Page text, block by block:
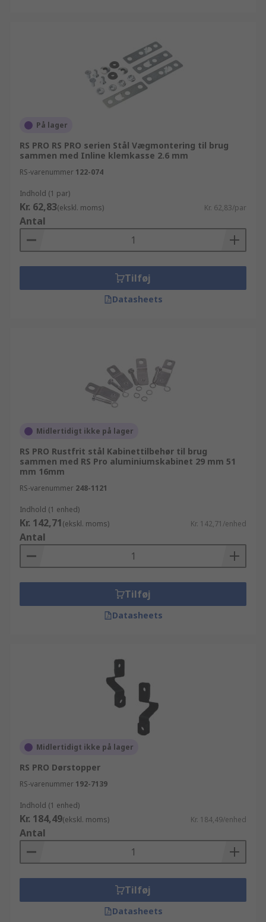
På lager
RS PRO RS PRO serien Stål Vægmontering til brug
sammen med Inline klemkasse 2.6 mm
RS-varenummer 122-074
Indhold (1 par)
Kr. 62,83(ekskl. moms) Kr. 62,83/par
Antal
Tilføj
Datasheets
Midlertidigt ikke på lager
RS PRO Rustfrit stål Kabinettilbehør til brug
sammen med RS Pro aluminiumskabinet 29 mm 51
mm 16mm
RS-varenummer 248-1121
Indhold (1 enhed)
Kr. 142,71(ekskl. moms) Kr. 142,71/enhed
Antal
Tilføj
Datasheets
Midlertidigt ikke på lager
RS PRO Dørstopper
RS-varenummer 192-7139
Indhold (1 enhed)
Kr. 184,49(ekskl. moms) Kr. 184,49/enhed
Antal
Tilføj
Datasheets